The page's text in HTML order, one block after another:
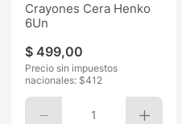
Crayones Cera Henko
6Un
$ 499,00
Precio sin impuestos
nacionales: $412
1